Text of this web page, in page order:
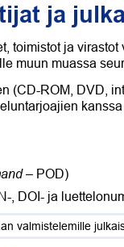
ja
toimistot ja
muun muassa
(CD-ROM, DVD,
kanssa
– POD)
, DOI- ja
valmistelemille